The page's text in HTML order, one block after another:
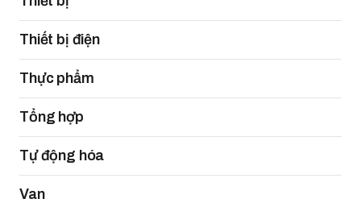
Thiết bị điện
Thực phẩm
Tổng hợp
Tự động hóa
Van